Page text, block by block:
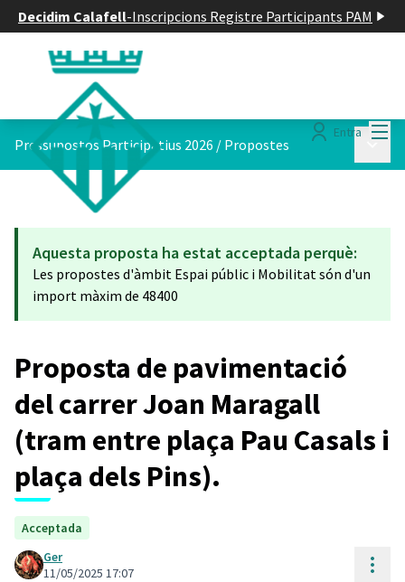
Decidim Calafell-Inscripcions Registre Participants PAM
Entra
Pressupostos Participatius 2026 / Propostes
Aquesta proposta ha estat acceptada perquè:
Les propostes d'àmbit Espai públic i Mobilitat són d'un
import màxim de 48400
Proposta de pavimentació
del carrer Joan Maragall
(tram entre plaça Pau Casals i
plaça dels Pins).
Acceptada
Ger
11/05/2025 17:07